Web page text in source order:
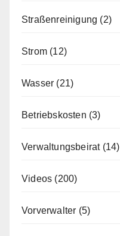
Straßenreinigung (2)
Strom (12)
Wasser (21)
Betriebskosten (3)
Verwaltungsbeirat(14)
Videos (200)
Vorverwalter (5)